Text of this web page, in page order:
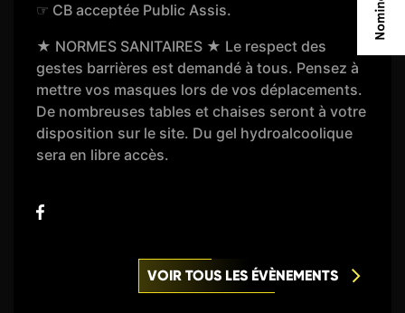
☞ CB acceptée Public Assis.
★ NORMES SANITAIRES ★ Le respect des
gestes barrières est demandé à tous. Pensez à
mettre vos masques lors de vos déplacements.
De nombreuses tables et chaises seront à votre
disposition sur le site. Du gel hydroalcoolique
sera en libre accès.
VOIR TOUS LES ÉVÈNEMENTS